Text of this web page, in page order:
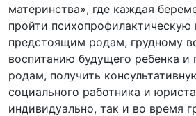
материнства», где каждая
пройти психопрофилактическую
предстоящим родам, грудному
воспитанию будущего ребенка и
родам, получить
социального работника и
индивидуально, так и во время